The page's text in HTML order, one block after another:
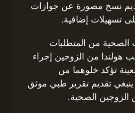
نسخ مصورة عن جوازات
تسهيلات إضافية.
الصحية من المتطلبات
هولندا من الزوجين إجراء
تؤكد خلوهما من
ينبغي تقديم تقرير طبي موثق
الصحية.